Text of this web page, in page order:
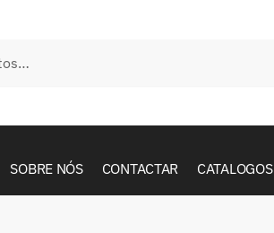
SOBRE NÓS CONTACTAR CATALOGOS